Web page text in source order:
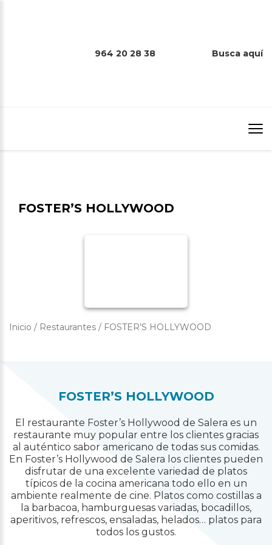
964 20 28 38 Busca aquí
FOSTER’S HOLLYWOOD
Inicio / Restaurantes / FOSTER’S HOLLYWOOD
FOSTER’S HOLLYWOOD
El restaurante Foster’s Hollywood de Salera es un
restaurante muy popular entre los clientes gracias
al auténtico sabor americano de todas sus comidas.
En Foster’s Hollywood de Salera los clientes pueden
disfrutar de una excelente variedad de platos
típicos de la cocina americana todo ello en un
ambiente realmente de cine. Platos como costillas a
la barbacoa, hamburguesas variadas, bocadillos,
aperitivos, refrescos, ensaladas, helados… platos para
todos los gustos.